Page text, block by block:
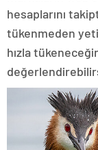
hesaplarını
tükenmeden
hızla